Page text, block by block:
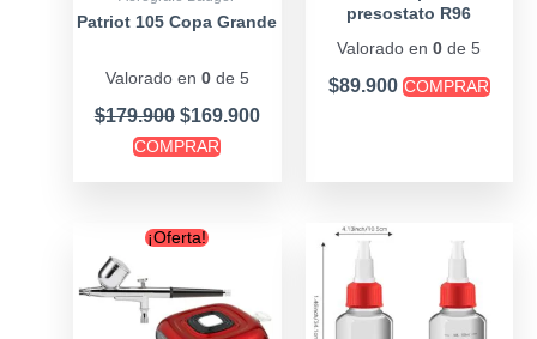
Patriot 105 Copa Grande
Valorado en 0de 5
$179.900 $169.900
COMPRAR
presostato R96
Valorado en0 de 5
$89.900 COMPRAR
¡Oferta!Original
$88.900.
$79.900.